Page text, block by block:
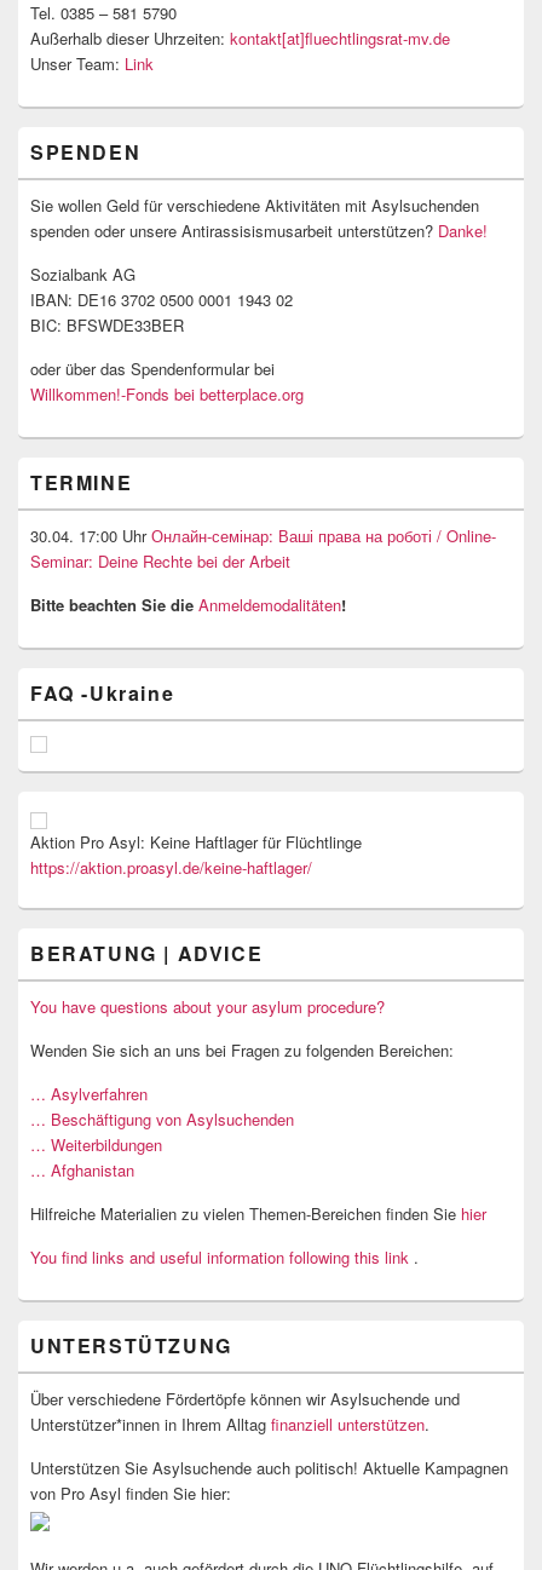
Tel. 0385 – 581 5790
Außerhalb dieser Uhrzeiten: kontakt[at]fluechtlingsrat-mv.de
Unser Team: Link
SPENDEN
Sie wollen Geld für verschiedene Aktivitäten mit Asylsuchenden
spenden oder unsere Antirassisismusarbeit unterstützen? Danke!
Sozialbank AG
IBAN: DE16 3702 0500 0001 1943 02
BIC: BFSWDE33BER
oder über das Spendenformular bei
Willkommen!-Fonds bei betterplace.org
TERMINE
30.04. 17:00 UhrОнлайн-семінар: Ваші права на роботі / Online-
Seminar: Deine Rechte bei der Arbeit
Bitte beachten Sie die Anmeldemodalitäten!
FAQ -Ukraine
Aktion Pro Asyl: Keine Haftlager für Flüchtlinge
https://aktion.proasyl.de/keine-haftlager/
BERATUNG | ADVICE
You have questions about your asylum procedure?
Wenden Sie sich an uns bei Fragen zu folgenden Bereichen:
… Asylverfahren
… Beschäftigung von Asylsuchenden
… Weiterbildungen
… Afghanistan
Hilfreiche Materialien zu vielen Themen-Bereichen finden Sie hier
You find links and useful information following this link .
UNTERSTÜTZUNG
Über verschiedene Fördertöpfe können wir Asylsuchende und
Unterstützer*innen in Ihrem Alltag finanziell unterstützen.
Unterstützen Sie Asylsuchende auch politisch! Aktuelle Kampagnen
von Pro Asyl finden Sie hier: